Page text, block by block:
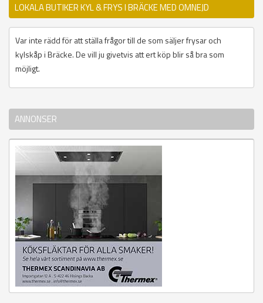
LOKALA BUTIKER KYL & FRYS I BRÄCKE MED OMNEJD
Var inte rädd för att ställa frågor till de som säljer frysar och
kylskåp i Bräcke. De vill ju givetvis att ert köp blir så bra som
möjligt.
ANNONSER